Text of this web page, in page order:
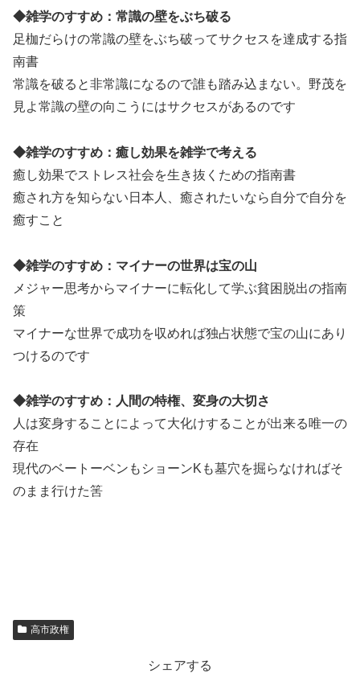
◆雑学のすすめ：常識の壁をぶち破る
足枷だらけの常識の壁をぶち破ってサクセスを達成する指
南書
常識を破ると非常識になるので誰も踏み込まない。野茂を
見よ常識の壁の向こうにはサクセスがあるのです
◆雑学のすすめ：癒し効果を雑学で考える
癒し効果でストレス社会を生き抜くための指南書
癒され方を知らない日本人、癒されたいなら自分で自分を
癒すこと
◆雑学のすすめ：マイナーの世界は宝の山
メジャー思考からマイナーに転化して学ぶ貧困脱出の指南
策
マイナーな世界で成功を収めれば独占状態で宝の山にあり
つけるのです
◆雑学のすすめ：人間の特権、変身の大切さ
人は変身することによって大化けすることが出来る唯一の
存在
現代のベートーベンもショーンKも墓穴を掘らなければそ
のまま行けた筈
高市政権
シェアする